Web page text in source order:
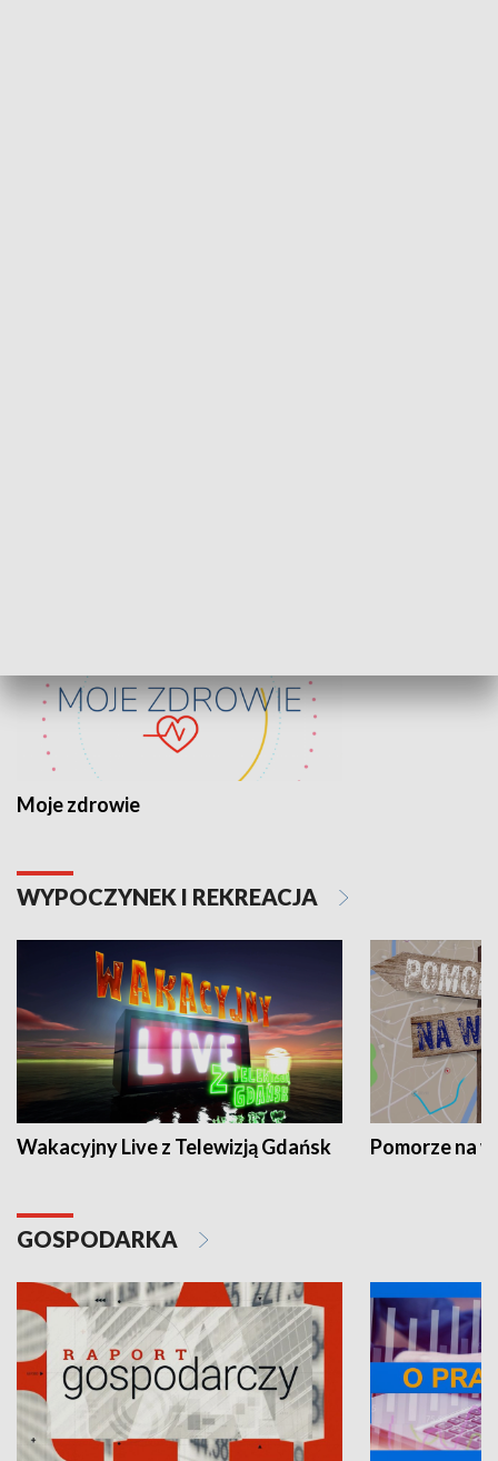
Moje zdrowie
WYPOCZYNEK I REKREACJA
Wakacyjny Live z Telewizją Gdańsk Pomorze na
GOSPODARKA